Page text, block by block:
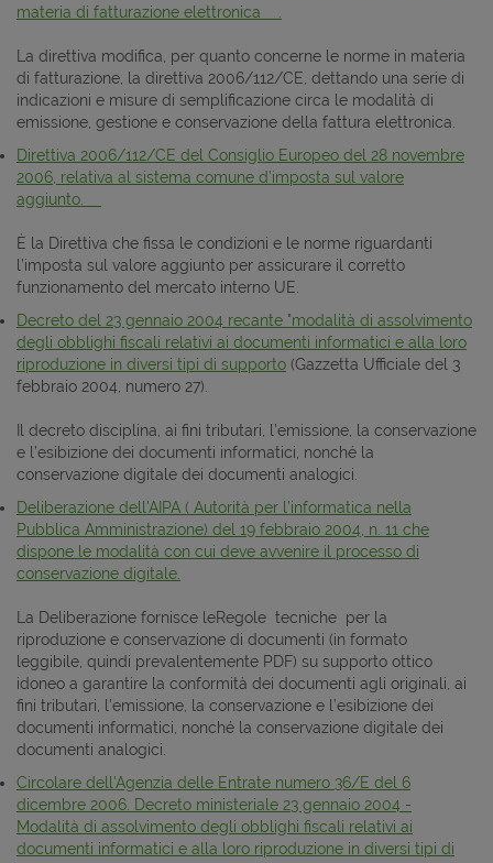
materia di fatturazione elettronica .
La direttiva modifica, per quanto concerne le norme in materia
di fatturazione, la direttiva 2006/112/CE, dettando una serie di
indicazioni e misure di semplificazione circa le modalità di
emissione, gestione e conservazione della fattura elettronica.
Direttiva 2006/112/CE del Consiglio Europeo del 28 novembre
2006, relativa al sistema comune d’imposta sul valore
aggiunto.
È la Direttiva che fissa le condizioni e le norme riguardanti
l’imposta sul valore aggiunto per assicurare il corretto
funzionamento del mercato interno UE.
Decreto del 23 gennaio 2004 recante "modalità di assolvimento
degli obblighi fiscali relativi ai documenti informatici e alla loro
riproduzione in diversi tipi di supporto (Gazzetta Ufficiale del 3
febbraio 2004, numero 27).
Il decreto disciplina, ai fini tributari, l’emissione, la conservazione
e l’esibizione dei documenti informatici, nonché la
conservazione digitale dei documenti analogici.
Deliberazione dell'AIPA ( Autorità per l’informatica nella
Pubblica Amministrazione) del 19 febbraio 2004, n. 11 che
dispone le modalità con cui deve avvenire il processo di
conservazione digitale.
La Deliberazione fornisce leRegole tecniche per la
riproduzione e conservazione di documenti (in formato
leggibile, quindi prevalentemente PDF) su supporto ottico
idoneo a garantire la conformità dei documenti agli originali, ai
fini tributari, l’emissione, la conservazione e l’esibizione dei
documenti informatici, nonché la conservazione digitale dei
documenti analogici.
Circolare dell'Agenzia delle Entrate numero 36/E del 6
dicembre 2006. Decreto ministeriale 23 gennaio 2004 -
Modalità di assolvimento degli obblighi fiscali relativi ai
documenti informatici e alla loro riproduzione in diversi tipi di